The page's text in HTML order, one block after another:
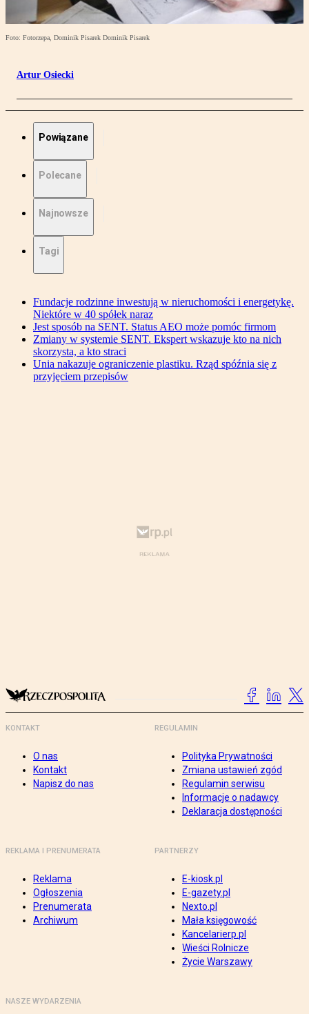
Foto: Fotorzepa, Dominik Pisarek Dominik Pisarek
Artur Osiecki
Powiązane
Polecane
Najnowsze
Tagi
Fundacje rodzinne inwestują w nieruchomości i energetykę.
Niektóre w 40 spółek naraz
Jest sposób na SENT. Status AEO może pomóc firmom
Zmiany w systemie SENT. Ekspert wskazuje kto na nich
skorzysta, a kto straci
Unia nakazuje ograniczenie plastiku. Rząd spóźnia się z
przyjęciem przepisów
KONTAKT
O nas
Kontakt
Napisz do nas
REGULAMIN
Polityka Prywatności
Zmiana ustawień zgód
Regulamin serwisu
Informacje o nadawcy
Deklaracja dostępności
REKLAMA I PRENUMERATA
Reklama
Ogłoszenia
Prenumerata
Archiwum
PARTNERZY
E-kiosk.pl
E-gazety.pl
Nexto.pl
Mała księgowość
Kancelarierp.pl
Wieści Rolnicze
Życie Warszawy
NASZE WYDARZENIA